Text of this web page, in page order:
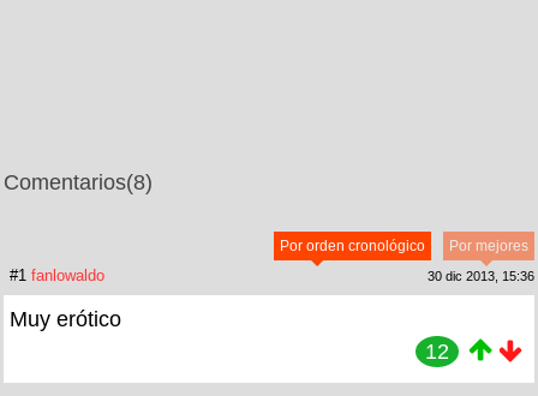
Comentarios(8)
Por mejores
Por orden cronológico
#1 fanlowaldo 30 dic 2013, 15:36
Muy erótico
12